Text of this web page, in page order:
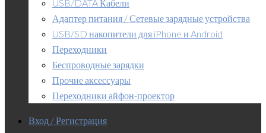
USB/DATA Кабели
Адаптер питания / Сетевые зарядные устройства
USB/SD накопители для iPhone и Android
Переходники
Беспроводные зарядки
Прочие аксессуары
Переходники айфон-проектор
Вход / Регистрация